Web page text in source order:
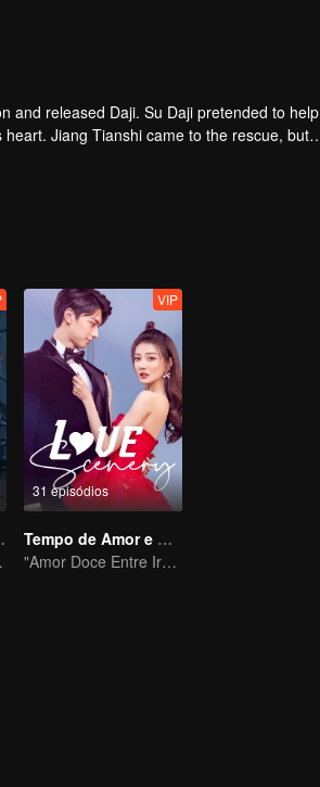
and released Daji. Su Daji pretended to help
Jiang Tianshi came to the rescue, but
31 episódios
VIP
Tempo de Amor e Alegria com Você
"Amor Doce Entre Irmãos"